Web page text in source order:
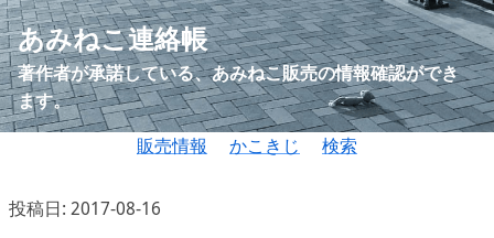
あみねこ連絡帳
著作者が承諾している、あみねこ販売の情報確認ができ
ます。
販売情報
かこきじ 検索
投稿日: 2017-08-16